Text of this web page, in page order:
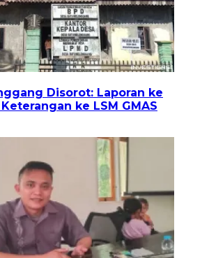
Disorot: Laporan ke
ke LSM GMAS